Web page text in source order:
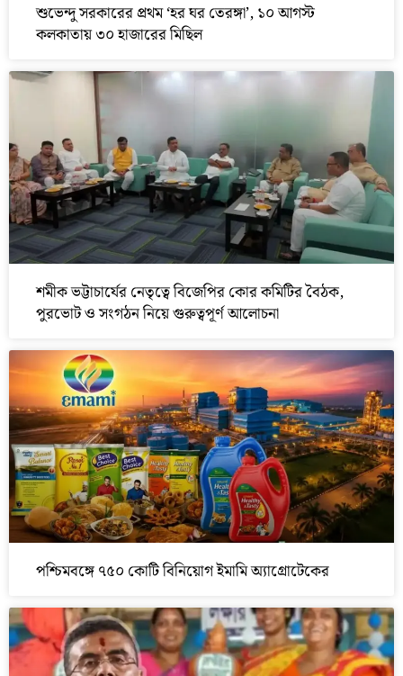
শুভেন্দু সরকারের প্রথম ‘হর ঘর তেরঙ্গা’, ১০ আগস্ট
কলকাতায় ৩০ হাজারের মিছিল
শমীক ভট্টাচার্যের নেতৃত্বে বিজেপির কোর কমিটির বৈঠক,
পুরভোট ও সংগঠন নিয়ে গুরুত্বপূর্ণ আলোচনা
পশ্চিমবঙ্গে ৭৫০ কোটি বিনিয়োগ ইমামি অ্যাগ্রোটেকের